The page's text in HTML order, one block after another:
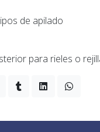
de apilado
para rieles o